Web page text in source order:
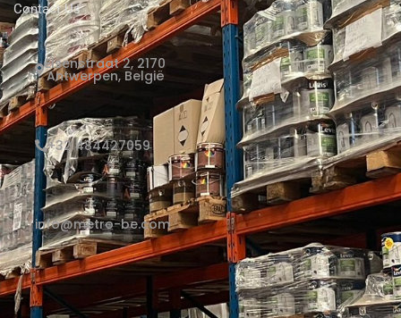
Contact Us
Elsenstraat 2, 2170
Antwerpen, België
+32 484427059
info@metro-be.com